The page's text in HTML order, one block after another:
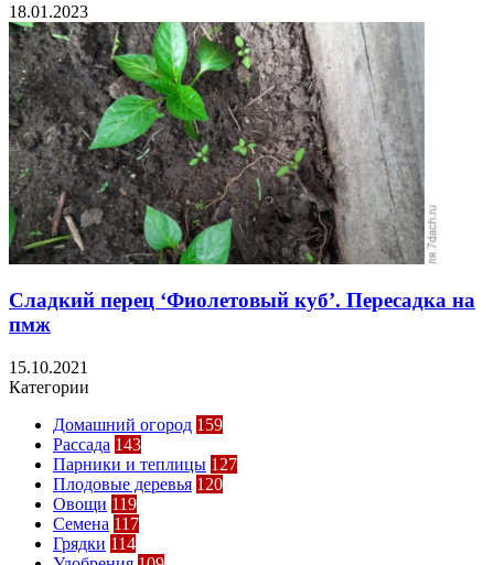
18.01.2023
Сладкий перец ‘Фиолетовый куб’. Пересадка на
пмж
15.10.2021
Категории
Домашний огород 159
Рассада 143
Парники и теплицы 127
Плодовые деревья 120
Овощи 119
Семена 117
Грядки 114